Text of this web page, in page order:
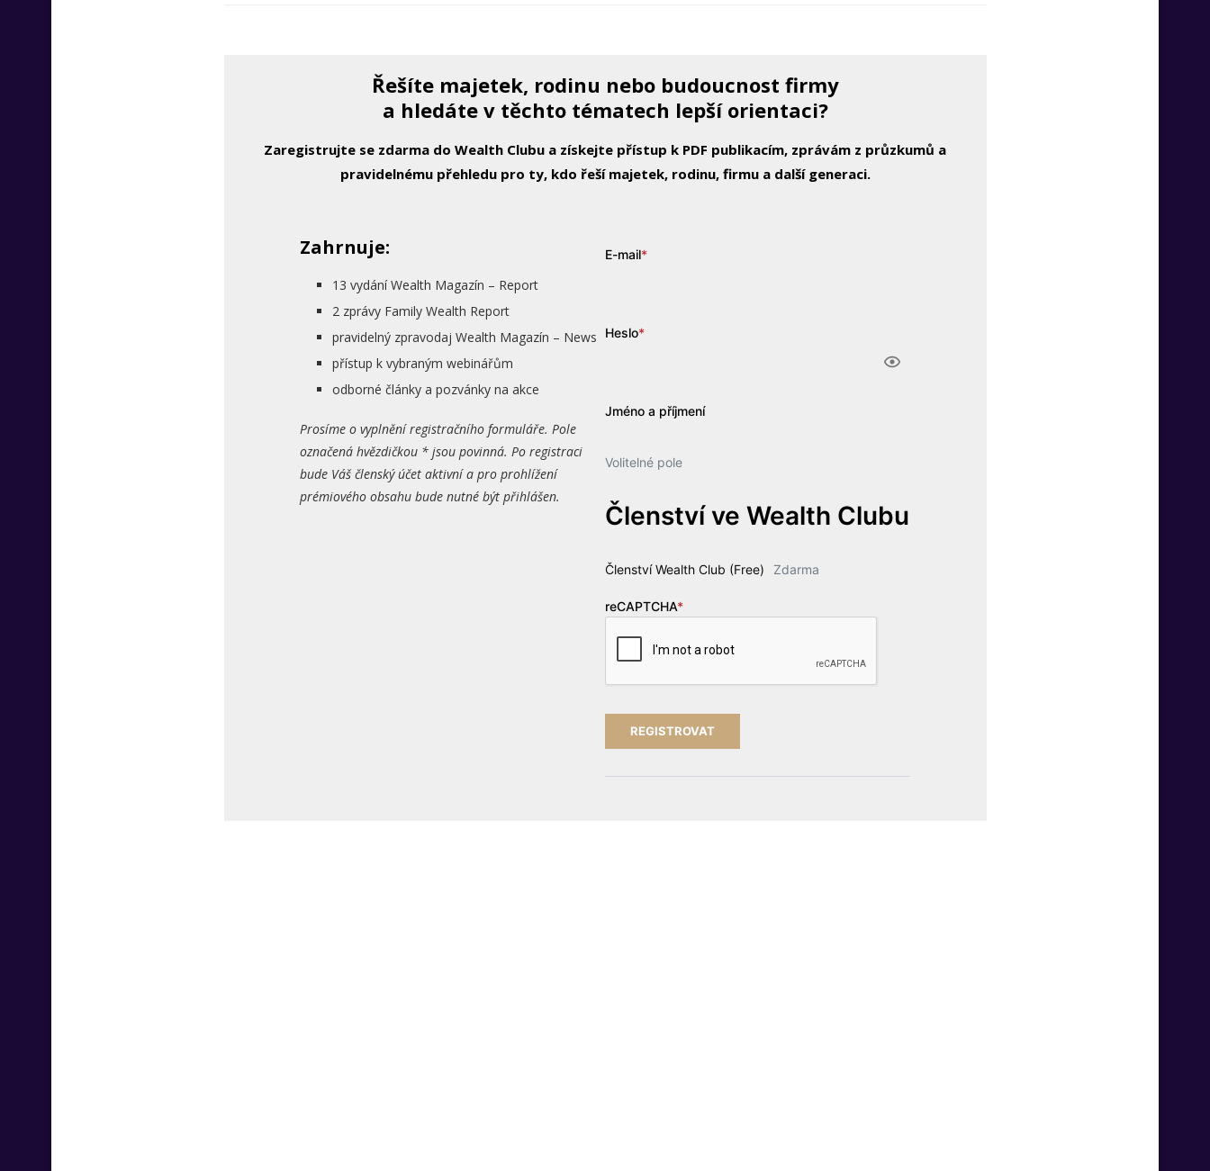
Řešíte majetek, rodinu nebo budoucnost firmy
a hledáte v těchto tématech lepší orientaci?
Zaregistrujte se zdarma do Wealth Clubu a získejte přístup k PDF publikacím, zprávám z průzkumů a
pravidelnému přehledu pro ty, kdo řeší majetek, rodinu, firmu a další generaci.
Zahrnuje:
13 vydání Wealth Magazín – Report
2 zprávy Family Wealth Report
pravidelný zpravodaj Wealth Magazín – News
přístup k vybraným webinářům
odborné články a pozvánky na akce
Prosíme o vyplnění registračního formuláře. Pole
označená hvězdičkou * jsou povinná. Po registraci
bude Váš členský účet aktivní a pro prohlížení
prémiového obsahu bude nutné být přihlášen.
E-mail*
Heslo*
Jméno a příjmení
Volitelné pole
Členství ve Wealth Clubu
Členství Wealth Club (Free) Zdarma
reCAPTCHA*